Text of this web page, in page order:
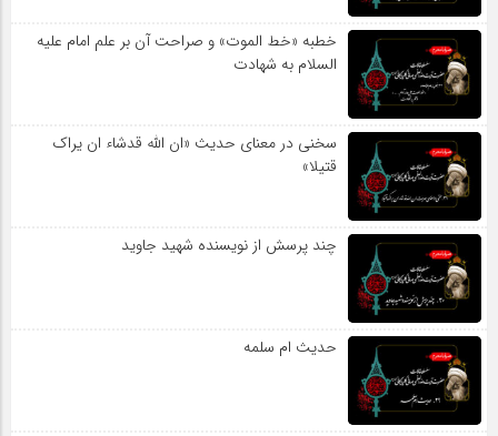
خطبه «خط الموت» و صراحت آن بر علم امام علیه
السلام به شهادت
سخنی در معنای حدیث «ان الله قدشاء ان یراک
قتیلا»
چند پرسش از نویسنده شهید جاوید
حدیث ام سلمه